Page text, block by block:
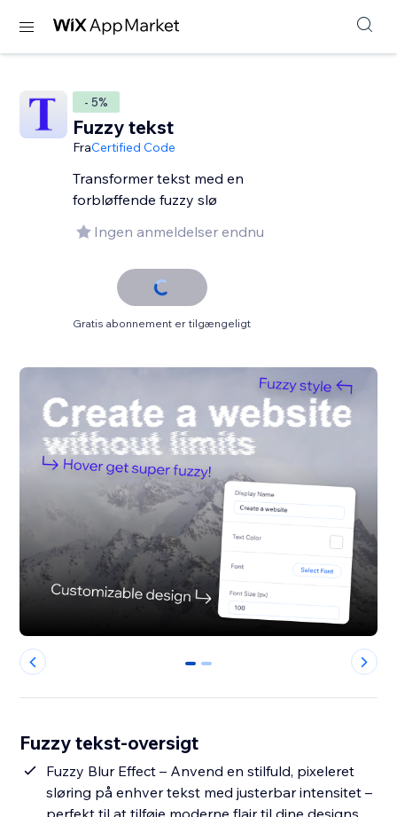
- 5%
Fuzzy tekst
FraCertified Code
Transformer tekst med en
forbløffende fuzzy slø
Ingen anmeldelser endnu
Gratis abonnement er tilgængeligt
0 1
Fuzzy tekst-oversigt
Fuzzy Blur Effect – Anvend en stilfuld, pixeleret
sløring på enhver tekst med justerbar intensitet –